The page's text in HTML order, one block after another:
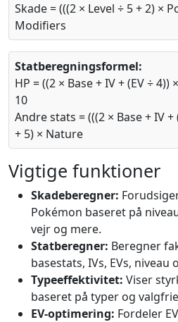
Skade = (((2 × Level ÷ 5 + 2) ×
Modifiers
Statberegningsformel:
HP = ((2 × Base + IV + (EV ÷ 4))
10
Andre stats = (((2 × Base + IV +
+ 5) × Nature
Vigtige funktioner
Skadeberegner:
Pokémon baseret på
vejr og mere.
Statberegner: Beregner
basestats, IVs, EVs, niveau
Typeeffektivitet: Viser
baseret på typer og
EV-optimering: Fordeler